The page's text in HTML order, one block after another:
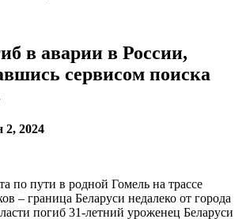
в аварии в России,
сервисом поиска
2, 2024
по пути в родной Гомель на трассе
– граница Беларуси недалеко от города
погиб 31-летний уроженец Беларуси